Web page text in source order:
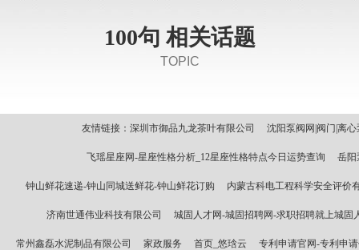
100句 相关话题
TOPIC
友情链接： 深圳市御品九龙茶叶有限公司 沈阳泵阀网|阀门|离
飞瑶星座网-星座性格分析_12星座性格特点今日运势查询 岳阳
钟山鲜花速递-钟山同城送鲜花-钟山鲜花订购 内蒙古科电工程科学安全评价
济南世通伟业科技有限公司 城固人才网-城固招聘网-求职招聘就上城固
常州鑫磊水泥制品有限公司 家政服务 首页_悠琀云 专利申请官网-专利申